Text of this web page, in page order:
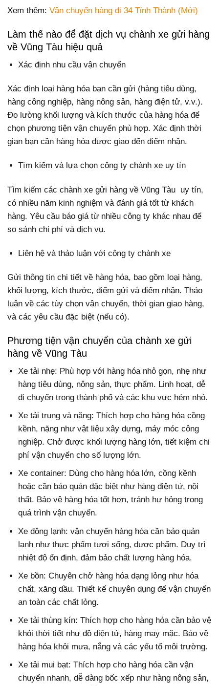
Xem thêm: Vận chuyển hàng đi 34 Tỉnh Thành (Mới)
Làm thế nào để đặt dịch vụ chành xe gửi hàng
về Vũng Tàu hiệu quả
Xác định nhu cầu vận chuyển
Xác định loại hàng hóa bạn cần gửi (hàng tiêu dùng,
hàng công nghiệp, hàng nông sản, hàng điện tử, v.v.).
Đo lường khối lượng và kích thước của hàng hóa để
chọn phương tiện vận chuyển phù hợp. Xác định thời
gian bạn cần hàng hóa được giao đến điểm nhận.
Tìm kiếm và lựa chọn công ty chành xe uy tín
Tìm kiếm các chành xe gửi hàng về Vũng Tàu uy tín,
có nhiều năm kinh nghiệm và đánh giá tốt từ khách
hàng. Yêu cầu báo giá từ nhiều công ty khác nhau để
so sánh chi phí và dịch vụ.
Liên hệ và thảo luận với công ty chành xe
Gửi thông tin chi tiết về hàng hóa, bao gồm loại hàng,
khối lượng, kích thước, điểm gửi và điểm nhận. Thảo
luận về các tùy chọn vận chuyển, thời gian giao hàng,
và các yêu cầu đặc biệt (nếu có).
Phương tiện vận chuyển của chành xe gửi
hàng về Vũng Tàu
Xe tải nhẹ: Phù hợp với hàng hóa nhỏ gọn, nhẹ như
hàng tiêu dùng, nông sản, thực phẩm. Linh hoạt, dễ
di chuyển trong thành phố và các khu vực hẻm nhỏ.
Xe tải trung và nặng: Thích hợp cho hàng hóa cồng
kềnh, nặng như vật liệu xây dựng, máy móc công
nghiệp. Chở được khối lượng hàng lớn, tiết kiệm chi
phí vận chuyển cho số lượng lớn.
Xe container: Dùng cho hàng hóa lớn, cồng kềnh
hoặc cần bảo quản đặc biệt như hàng điện tử, nội
thất. Bảo vệ hàng hóa tốt hơn, tránh hư hỏng trong
quá trình vận chuyển.
Xe đông lạnh: vận chuyển hàng hóa cần bảo quản
lạnh như thực phẩm tươi sống, dược phẩm. Duy trì
nhiệt độ ổn định, đảm bảo chất lượng hàng hóa.
Xe bồn: Chuyên chở hàng hóa dạng lỏng như hóa
chất, xăng dầu. Thiết kế chuyên dụng để vận chuyển
an toàn các chất lỏng.
Xe tải thùng kín: Thích hợp cho hàng hóa cần bảo vệ
khỏi thời tiết như đồ điện tử, hàng may mặc. Bảo vệ
hàng hóa khỏi mưa, nắng và các yếu tố môi trường.
Xe tải mui bạt: Thích hợp cho hàng hóa cần vận
chuyển nhanh, dễ dàng bốc xếp như hàng nông sản,